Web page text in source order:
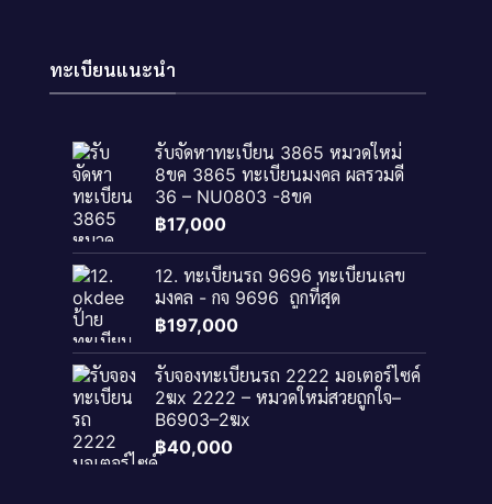
ทะเบียนแนะนำ
รับจัดหาทะเบียน 3865 หมวดใหม่
8ขค 3865 ทะเบียนมงคล ผลรวมดี
36 – NU0803 -8ขค
฿17,000
12. ทะเบียนรถ 9696 ทะเบียนเลข
มงคล - กจ 9696 ​ ถูกที่สุด
฿197,000
รับจองทะเบียนรถ 2222 มอเตอร์ไซค์
2ฆx 2222 – หมวดใหม่สวยถูกใจ–
B6903–2ฆx
฿40,000